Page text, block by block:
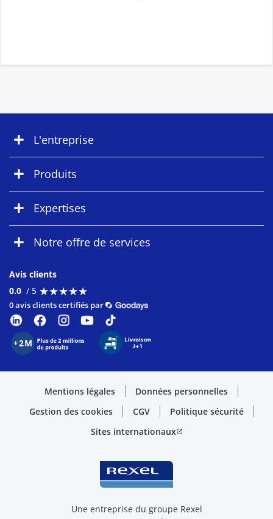
L'entreprise
Produits
Expertises
Notre offre de services
Avis clients
0.0 / 5 ★★★★★
★★★★★
0 avis clients certifiés par
Mentions légales
Données personnelles
Gestion des cookies
CGV
Politique sécurité
Sites internationauxopen_in_new
Une entreprise du groupe Rexel